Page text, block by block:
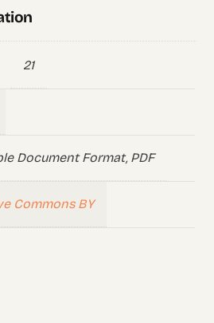
21
Document Format, PDF
Commons BY